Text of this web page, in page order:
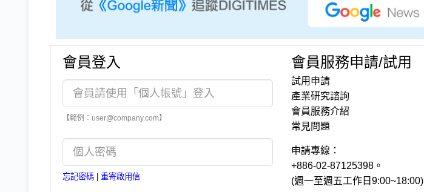
會員登入
【範例：user@company.com】
忘記密碼 重寄啟用信
會員服務申請/試用
試用申請
產業研究諮詢
會員服務介紹
常見問題
申請專線：
+886-02-87125398。
(週一至週五工作日9:00~18:00)